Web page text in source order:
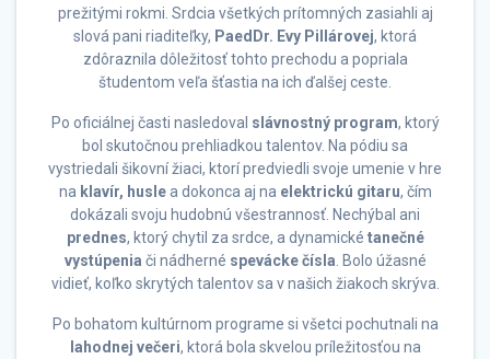
prežitými rokmi. Srdcia všetkých prítomných zasiahli aj
slová pani riaditeľky, PaedDr. Evy Pillárovej, ktorá
zdôraznila dôležitosť tohto prechodu a popriala
študentom veľa šťastia na ich ďalšej ceste.
Po oficiálnej časti nasledoval slávnostný program, ktorý
bol skutočnou prehliadkou talentov. Na pódiu sa
vystriedali šikovní žiaci, ktorí predviedli svoje umenie v hre
na klavír, huslea dokonca aj na elektrickú gitaru, čím
dokázali svoju hudobnú všestrannosť. Nechýbal ani
prednes, ktorý chytil za srdce, a dynamické tanečné
vystúpenia či nádherné spevácke čísla . Bolo úžasné
vidieť, koľko skrytých talentov sa v našich žiakoch skrýva.
Po bohatom kultúrnom programe si všetci pochutnali na
lahodnej večeri, ktorá bola skvelou príležitosťou na